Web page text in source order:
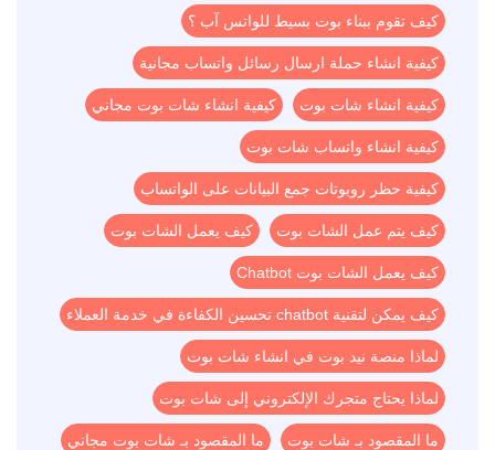
كيف تقوم ببناء بوت بسيط للواتس آب ؟
كيفية انشاء حملة ارسال رسائل واتساب مجانية
كيفية انشاء شات بوت كيفية انشاء شات بوت مجاني
كيفية انشاء واتساب شات بوت
كيفية حظر روبوتات جمع البيانات على الواتساب
كيف يتم عمل الشات بوت كيف يعمل الشات بوت
كيف يعمل الشات بوت Chatbot
كيف يمكن لتقنية chatbot تحسين الكفاءة في خدمة العملاء
لماذا منصة نيد بوت في انشاء شات بوت
لماذا يحتاج متجرك الإلكتروني إلى شات بوت
ما المقصود بـ شات بوت ما المقصود بـ شات بوت مجاني